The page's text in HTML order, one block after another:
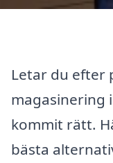
Letar du efter
magasinering
kommit rätt.
bästa